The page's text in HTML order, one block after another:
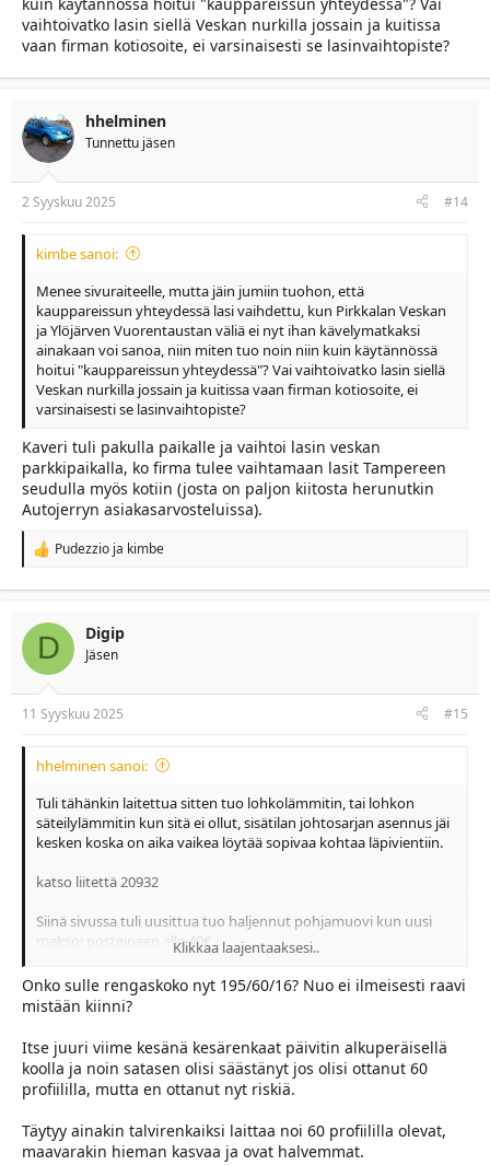
vaihtoivatko lasin siellä Veskan nurkilla jossain ja kuitissa
vaan firman kotiosoite, ei varsinaisesti se lasinvaihtopiste?
hhelminen
Tunnettu jäsen
2 Syyskuu 2025 #14
kimbe sanoi:
Menee sivuraiteelle, mutta jäin jumiin tuohon, että
kauppareissun yhteydessä lasi vaihdettu, kun Pirkkalan Veskan
ja Ylöjärven Vuorentaustan väliä ei nyt ihan kävelymatkaksi
ainakaan voi sanoa, niin miten tuo noin niin kuin käytännössä
hoitui "kauppareissun yhteydessä"? Vai vaihtoivatko lasin siellä
Veskan nurkilla jossain ja kuitissa vaan firman kotiosoite, ei
varsinaisesti se lasinvaihtopiste?
Kaveri tuli pakulla paikalle ja vaihtoi lasin veskan
parkkipaikalla, ko firma tulee vaihtamaan lasit Tampereen
seudulla myös kotiin (josta on paljon kiitosta herunutkin
Autojerryn asiakasarvosteluissa).
R
a
t
n
s
:
Pudezzio ja kimbe
D Digip
Jäsen
11 Syyskuu 2025 #15
hhelminen sanoi:
Tuli tähänkin laitettua sitten tuo lohkolämmitin, tai lohkon
säteilylämmitin kun sitä ei ollut, sisätilan johtosarjan asennus jäi
kesken koska on aika vaikea löytää sopivaa kohtaa läpivientiin.
katso liitettä 20932
Siinä sivussa tuli uusittua tuo haljennut pohjamuovi kun uusi
maksoi posteineen alle 40€
katso liitettä 20933
kuvasta huomaa, uudet käytetyt 2017 mallisesta tuli Ruotsista
noin 50€ hintaan (ne toki maalattiin vielä ennen asennusta..
katso liitettä 20934
Keskikonsolista puttui tupakansytkärin vieresta tulppa,
ystävällinen työkavereini 3D printtasi sellaisen.
Klikkaa laajentaaksesi..
Onko sulle rengaskoko nyt 195/60/16? Nuo ei ilmeisesti raavi
mistään kiinni?
Itse juuri viime kesänä kesärenkaat päivitin alkuperäisellä
koolla ja noin satasen olisi säästänyt jos olisi ottanut 60
profiililla, mutta en ottanut nyt riskiä.
Täytyy ainakin talvirenkaiksi laittaa noi 60 profiililla olevat,
maavarakin hieman kasvaa ja ovat halvemmat.